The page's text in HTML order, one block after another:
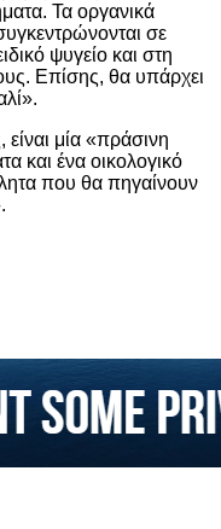
Τα οργανικά
σε
ψυγείο και στη
Επίσης, θα υπάρχει
μία «πράσινη
και ένα οικολογικό
που θα πηγαίνουν